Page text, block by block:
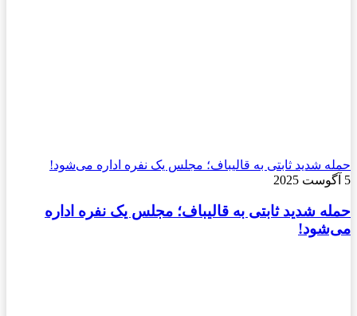
حمله شدید ثابتی به قالیباف؛ مجلس یک‌ نفره اداره می‌شود!
5 آگوست 2025
حمله شدید ثابتی به قالیباف؛ مجلس یک‌ نفره اداره
می‌شود!